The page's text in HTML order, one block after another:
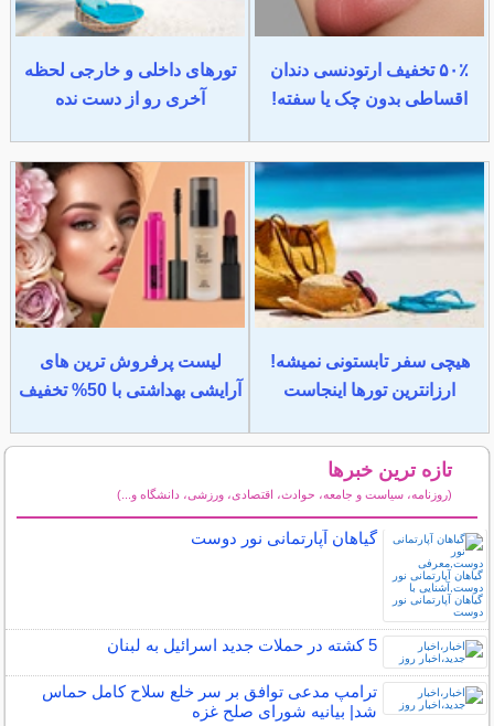
۵۰٪ تخفیف ارتودنسی دندان
اقساطی بدون چک یا سفته!
تورهای داخلی و خارجی لحظه
آخری رو از دست نده
هیچی سفر تابستونی نمیشه!
ارزانترین تورها اینجاست
لیست پرفروش ترین های
آرایشی بهداشتی با 50% تخفیف
تازه ترین خبرها
(روزنامه، سیاست و جامعه، حوادث، اقتصادی، ورزشی، دانشگاه و...)
گیاهان آپارتمانی نور دوست
5 کشته در حملات جدید اسرائیل به لبنان
ترامپ مدعی توافق بر سر خلع سلاح کامل حماس
شد| بیانیه شورای صلح غزه